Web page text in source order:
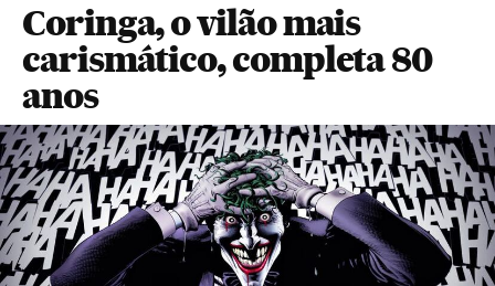
Coringa, o vilão mais
carismático, completa 80
anos